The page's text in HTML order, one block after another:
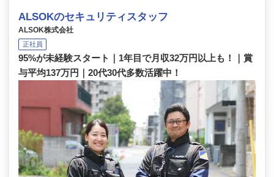
ALSOKのセキュリティスタッフ
ALSOK株式会社
正社員
95%が未経験スタート｜1年目で月収32万円以上も！｜賞
与平均137万円｜20代30代多数活躍中！